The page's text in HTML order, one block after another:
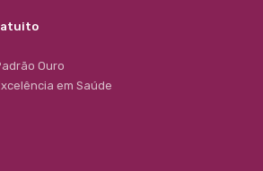
Ouro
em Saúde